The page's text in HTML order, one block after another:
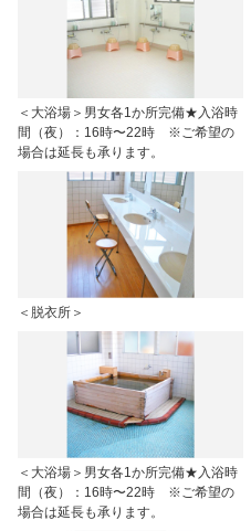
＜大浴場＞男女各1か所完備★入浴時
間（夜）：16時〜22時 ※ご希望の
場合は延長も承ります。
＜脱衣所＞
＜大浴場＞男女各1か所完備★入浴時
間（夜）：16時〜22時 ※ご希望の
場合は延長も承ります。